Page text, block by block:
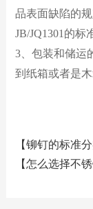
品表面缺陷的
JB/JQ1301的标
3、包装和储运
到纸箱或者是
【铆钉的标准分
【怎么选择不